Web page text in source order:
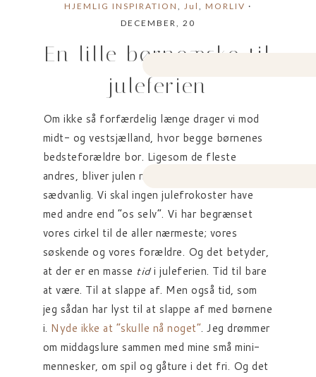
HJEMLIG INSPIRATION , Jul , MORLIV ·
DECEMBER, 20
En lille børneæske til
juleferien
Om ikke så forfærdelig længe drager vi mod
midt- og vestsjælland, hvor begge børnenes
bedsteforældre bor. Ligesom de fleste
andres, bliver julen noget anderledes end
sædvanlig. Vi skal ingen julefrokoster have
med andre end “os selv”. Vi har begrænset
vores cirkel til de aller nærmeste; vores
søskende og vores forældre. Og det betyder,
at der er en masse tidi juleferien. Tid til bare
at være. Til at slappe af. Men også tid, som
jeg sådan har lyst til at slappe af med børnene
i. Nyde ikke at “skulle nå noget”. Jeg drømmer
om middagslure sammen med mine små mini-
mennesker, om spil og gåture i det fri. Og det